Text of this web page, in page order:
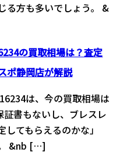
る方も多いでしょう。 &
の買取相場は？査定
ポ静岡店が解説
は、今の買取相場は
書もないし、ブレスレ
してもらえるのかな」
&nb […]